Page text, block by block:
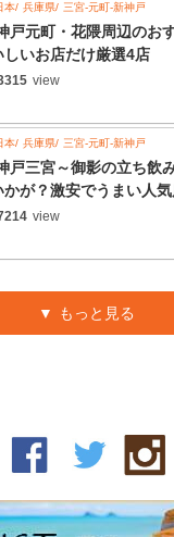
本 兵庫県 三宮-元町-新神戸
戸元町・花隈周辺のお
しいお店だけ厳選4店
view
本 兵庫県 三宮-元町-新神戸
戸三宮～御影の立ち飲
かが？激安でうまい人
view
もっと見る